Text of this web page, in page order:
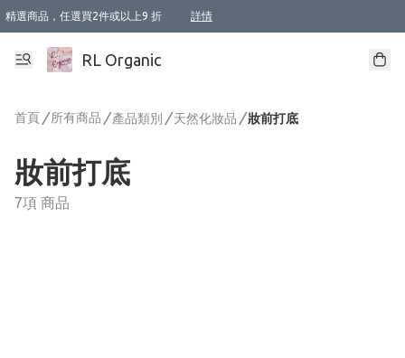
精選商品，任選買2件或以上9 折 詳情
XI周年優惠【新品自由選2件88折/3件85折】
XI周年優惠【Chakra 脈輪平衡自由選2件9折/3件85折/5件8折】
Florame 肌底自由選 2支9折 3支85折
XI周年優惠【蟲蟲退散 · 防衛結界﹞系列2件9折】
Sunki 任選2件95折
BIOFFICINA TOSCANA 任選2支9折 3支85折
Lamav 任選1件9折 2件85折
Mukti Organics 指定產品任選1件9折, 2件88折 3件85折
Intelligent Nutrients Skincare 任選2件9折
deodorant 任選2件88折
化妝品 任選2件95折
XI周年優惠【身心靈單品 任選2件9折/3件85折/5件8折】
XI周年優惠 【精油/香水 任選2件9折/3件85折/5件8折】
XI周年優惠【「關節到肌膚」全效養護 BODY OIL 組2件88折/3件85折】
XI周年優惠【夏日有機物理防曬套裝2件88折】
XI周年優惠【夏日潔面隨意選2件88折/3件85折】
XI周年優惠【逆齡奇蹟抗氧 11 自由選2件88折/3件85折/4件或以上8折】
新會員首次購物即享全單 95 折優惠！
成為VIP / VVIP 可享有生日月現金扣減獎賞優惠 !! 記得去賬户資料填上生日日期啦 !
選用順豐速運，滿$500 免運費
本地速遞 京東 送住宅/ 工商地址 $400 免運費
澳門訂單選用順豐速運，滿$800 免運費
RL Organic
首頁 / 所有商品 / 產品類別 / 天然化妝品 /妝前打底
妝前打底
7項 商品